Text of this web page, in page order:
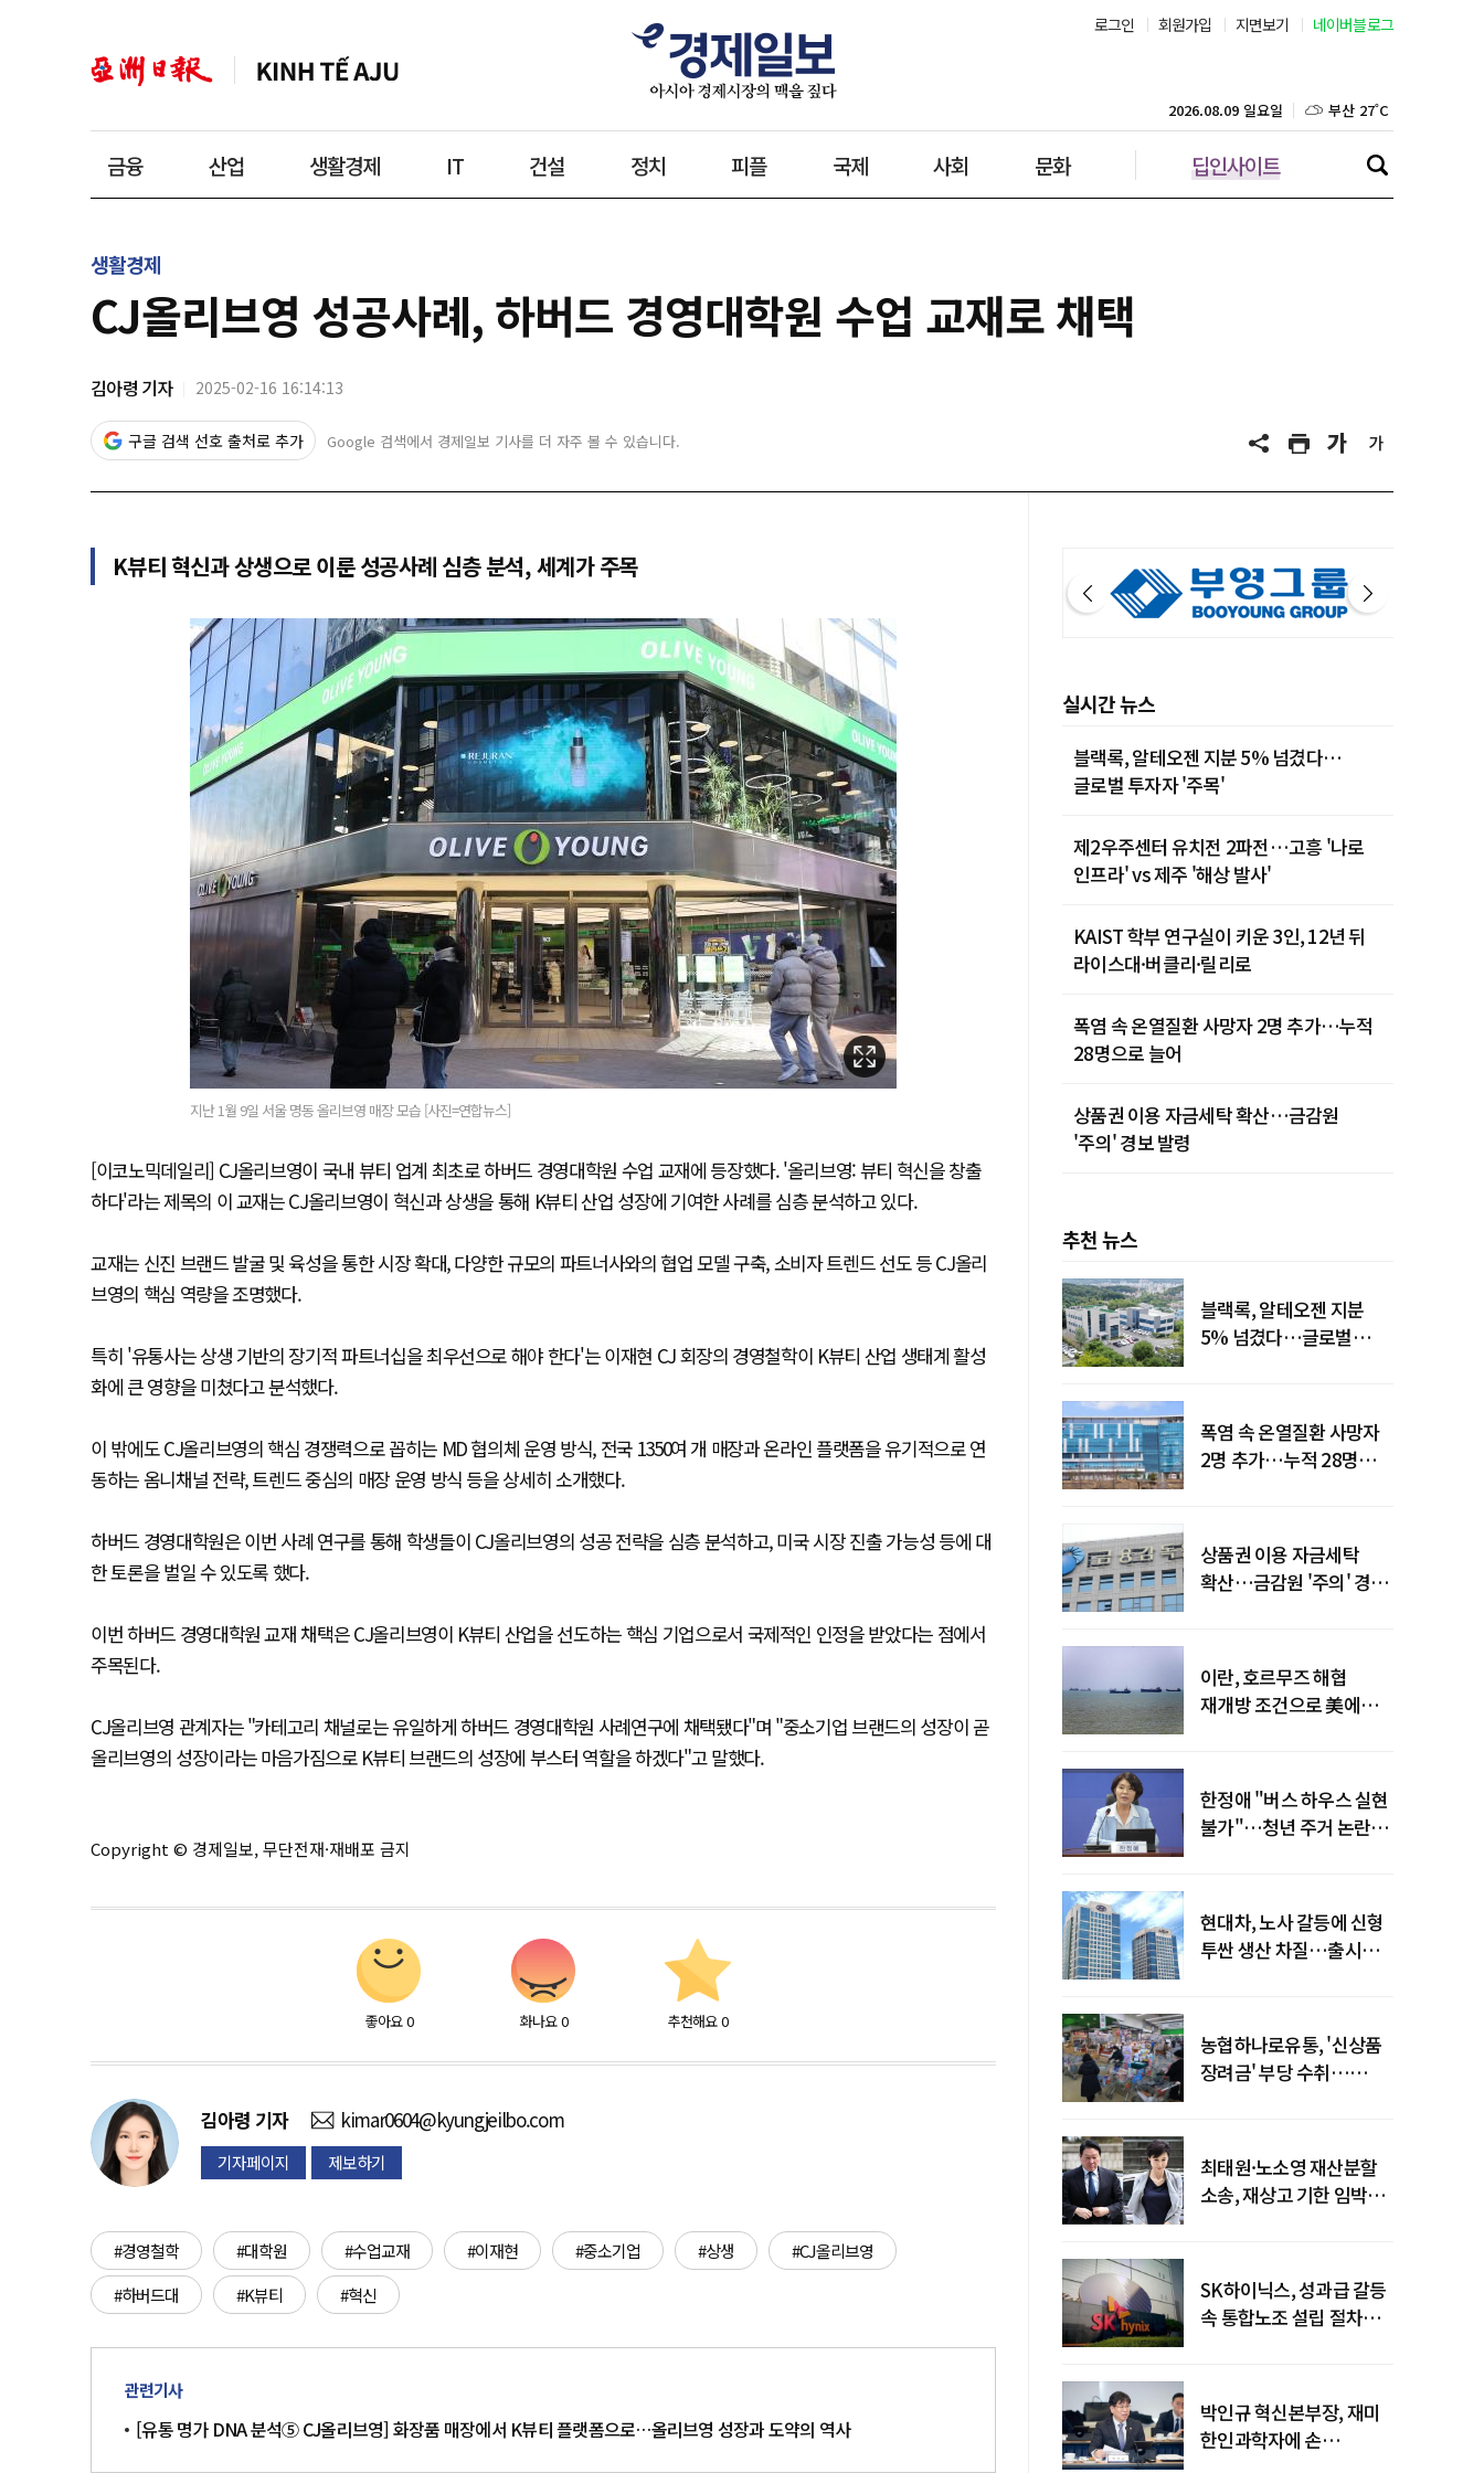
로그인 회원가입 지면보기 네이버블로그
금융 산업 생활경제 IT 건설 정치 피플 국제 사회 문화 딥인사이트
2026.08.09 일요일 대구 25˚C
인천 27˚C
제주 27˚C
생활경제
CJ올리브영 성공사례, 하버드 경영대학원 수업 교재로 채택
김아령 기자 2025-02-16 16:14:13
구글 검색 선호 출처로 추가 Google 검색에서 경제일보 기사를 더 자주 볼 수 있습니다.
K뷰티 혁신과 상생으로 이룬 성공사례 심층 분석, 세계가 주목
지난 1월 9일 서울 명동 올리브영 매장 모습 [사진=연합뉴스]
[이코노믹데일리] CJ올리브영이 국내 뷰티 업계 최초로 하버드 경영대학원 수업 교재에 등장했다. '올리브영: 뷰티 혁신을 창출
하다'라는 제목의 이 교재는 CJ올리브영이 혁신과 상생을 통해 K뷰티 산업 성장에 기여한 사례를 심층 분석하고 있다.
교재는 신진 브랜드 발굴 및 육성을 통한 시장 확대, 다양한 규모의 파트너사와의 협업 모델 구축, 소비자 트렌드 선도 등 CJ올리
브영의 핵심 역량을 조명했다.
특히 '유통사는 상생 기반의 장기적 파트너십을 최우선으로 해야 한다'는 이재현 CJ 회장의 경영철학이 K뷰티 산업 생태계 활성
화에 큰 영향을 미쳤다고 분석했다.
이 밖에도 CJ올리브영의 핵심 경쟁력으로 꼽히는 MD 협의체 운영 방식, 전국 1350여 개 매장과 온라인 플랫폼을 유기적으로 연
동하는 옴니채널 전략, 트렌드 중심의 매장 운영 방식 등을 상세히 소개했다.
하버드 경영대학원은 이번 사례 연구를 통해 학생들이 CJ올리브영의 성공 전략을 심층 분석하고, 미국 시장 진출 가능성 등에 대
한 토론을 벌일 수 있도록 했다.
이번 하버드 경영대학원 교재 채택은 CJ올리브영이 K뷰티 산업을 선도하는 핵심 기업으로서 국제적인 인정을 받았다는 점에서
주목된다.
CJ올리브영 관계자는 "카테고리 채널로는 유일하게 하버드 경영대학원 사례연구에 채택됐다"며 "중소기업 브랜드의 성장이 곧
올리브영의 성장이라는 마음가짐으로 K뷰티 브랜드의 성장에 부스터 역할을 하겠다"고 말했다.
Copyright © 경제일보, 무단전재·재배포 금지
좋아요 0 화나요 0 추천해요 0
김아령 기자 kimar0604@kyungjeilbo.com
기자페이지 제보하기
#경영철학 #대학원 #수업교재 #이재현 #중소기업 #상생
#CJ올리브영
#하버드대
#K뷰티 #혁신
관련기사
[유통 명가 DNA 분석⑤ CJ올리브영] 화장품 매장에서 K뷰티 플랫폼으로…올리브영 성장과 도약의 역사
실시간 뉴스
블랙록, 알테오젠 지분 5% 넘겼다…
글로벌 투자자 '주목'
제2우주센터 유치전 2파전…고흥 '나로
인프라' vs 제주 '해상 발사'
KAIST 학부 연구실이 키운 3인, 12년 뒤
라이스대·버클리·릴리로
폭염 속 온열질환 사망자 2명 추가…누적
28명으로 늘어
상품권 이용 자금세탁 확산…금감원
'주의' 경보 발령
추천 뉴스
블랙록, 알테오젠 지분
5% 넘겼다…글로벌
폭염 속 온열질환 사망자
2명 추가…누적 28명으로
상품권 이용 자금세탁
확산…금감원 '주의' 경보
이란, 호르무즈 해협
재개방 조건으로 美에
한정애 "버스 하우스 실현
불가"…청년 주거 논란
현대차, 노사 갈등에 신형
투싼 생산 차질…출시
농협하나로유통, '신상품
장려금' 부당 수취…
최태원·노소영 재산분할
소송, 재상고 기한 임박…
SK하이닉스, 성과급 갈등
속 통합노조 설립 절차
박인규 혁신본부장, 재미
한인과학자에 손